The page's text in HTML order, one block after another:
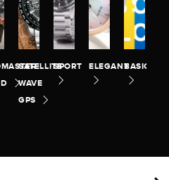
SATELLITE
WAVE
GPS
SPORT ELEGANTBASIC